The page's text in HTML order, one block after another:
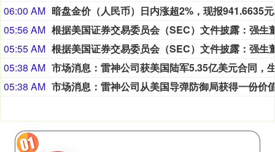
06:00 AM
05:56 AM
05:55 AM
05:38 AM
05:38 AM